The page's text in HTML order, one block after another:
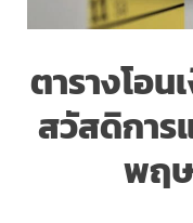
ตารางโอน
สวัสดิการ
พฤ